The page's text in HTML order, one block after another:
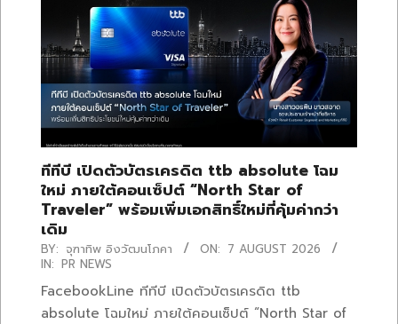
ทีทีบี เปิดตัวบัตรเครดิต ttb absolute โฉม
ใหม่ ภายใต้คอนเซ็ปต์ “North Star of
Traveler” พร้อมเพิ่มเอกสิทธิ์ใหม่ที่คุ้มค่ากว่า
เดิม
BY: จุฑาทิพ อิงวัฒนโภคา ON: 7 AUGUST 2026
IN: PR NEWS
FacebookLine ทีทีบี เปิดตัวบัตรเครดิต ttb
absolute โฉมใหม่ ภายใต้คอนเซ็ปต์ “North Star of